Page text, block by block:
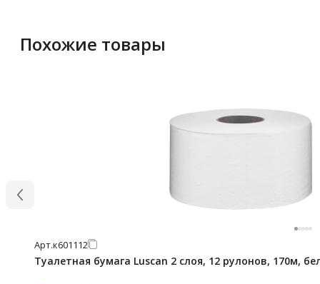
Похожие товары
Арт.к601112
Туалетная бумага Luscan 2 слоя, 12 рулонов, 170м,